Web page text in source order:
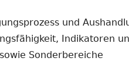
und
Indikatoren
Sonderbereiche